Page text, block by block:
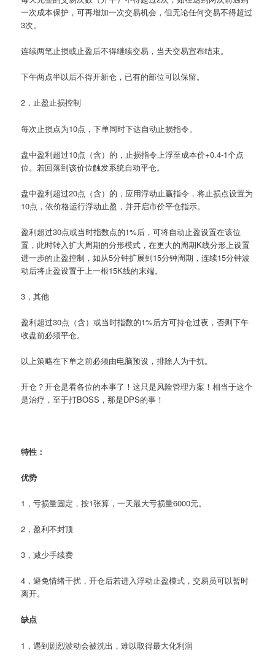
一次成本保护，可再增加一次交易机会，但无论任何交易不得超过
3次。
连续两笔止损或止盈后不得继续交易，当天交易宣布结束。
下午两点半以后不得开新仓，已有的部位可以保留。
2，止盈止损控制
每次止损点为10点，下单同时下达自动止损指令。
盘中盈利超过10点（含）的，止损指令上浮至成本价+0.4-1个点
位。若回落到该价位触发系统自动平仓。
盘中盈利超过20点（含）的，应用浮动止赢指令，将止损点设置为
10点，依价格运行浮动止盈，并开启市价平仓指示。
盈利超过30点或当时指数点的1%后，可将自动止盈设置在该位
置，此时转入扩大周期的分形模式，在更大的周期K线分形上设置
进一步的止盈控制，如从5分钟扩展到15分钟周期，连续15分钟波
动后将止盈设置于上一根15K线的末端。
3，其他
盈利超过30点（含）或当时指数的1%后方可持仓过夜，否则下午
收盘前必须平仓。
以上策略在下单之前必须由电脑预设，排除人为干扰。
开仓？开仓是看各位的本事了！这只是风险管理方案！相当于这个
是治疗，至于打BOSS，那是DPS的事！
特性：
优势
1，亏损量固定，按1张算，一天最大亏损量6000元。
2，盈利不封顶
3，减少手续费
4，避免情绪干扰，开仓后若进入浮动止盈模式，交易员可以暂时
离开。
缺点
1，遇到剧烈波动会被洗出，难以取得最大化利润